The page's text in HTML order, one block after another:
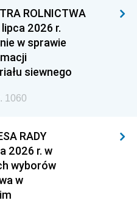
ROLNICTWA
2026 r.
w sprawie
siewnego
1060
RADY
2026 r. w
wyborów
w